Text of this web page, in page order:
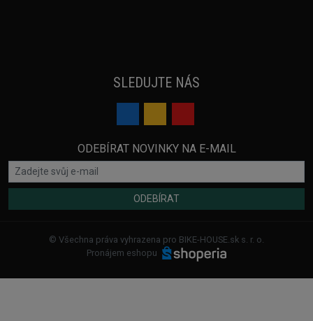
SLEDUJTE NÁS
ODEBÍRAT NOVINKY NA E-MAIL
ODEBÍRAT
© Všechna práva vyhrazena pro BIKE-HOUSE.sk s. r. o.
Pronájem eshopu